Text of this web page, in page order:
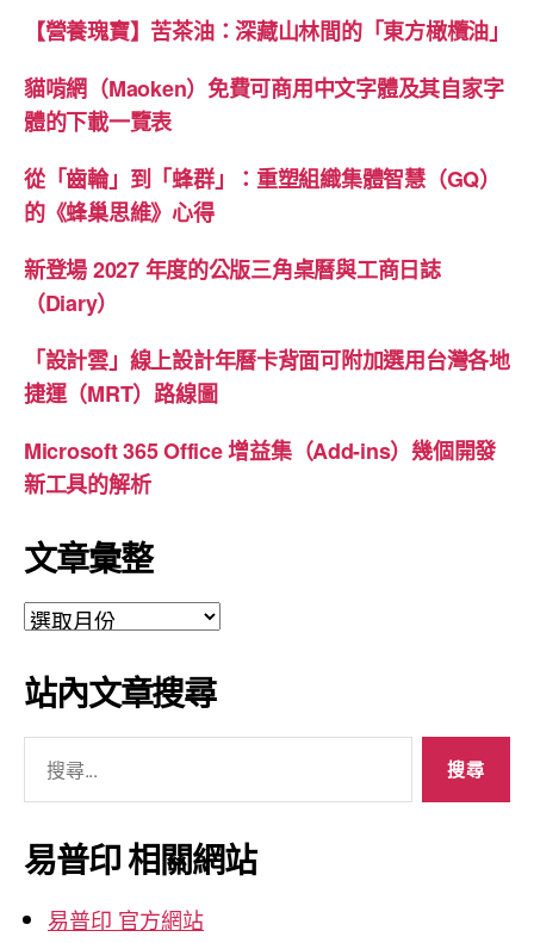
【營養瑰寶】苦茶油：深藏山林間的「東方橄欖油」
貓啃網（Maoken）免費可商用中文字體及其自家字
體的下載一覽表
從「齒輪」到「蜂群」：重塑組織集體智慧（GQ）
的《蜂巢思維》心得
新登場 2027 年度的公版三角桌曆與工商日誌
（Diary）
「設計雲」線上設計年曆卡背面可附加選用台灣各地
捷運（MRT）路線圖
Microsoft 365 Office 增益集（Add-ins）幾個開發
新工具的解析
文章彙整
文
彙
整
站內文章搜尋
關
鍵
字:
易普印 相關網站
易普印 官方網站